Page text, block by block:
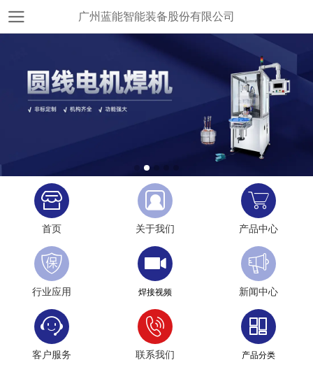
广州蓝能智能装备股份有限公司
首页 关于我们 产品中心
行业应用 焊接视频 新闻中心
客户服务 联系我们 产品分类